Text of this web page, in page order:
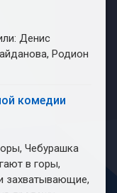
Денис
Родион
комедии
Чебурашка
в горы,
захватывающие,